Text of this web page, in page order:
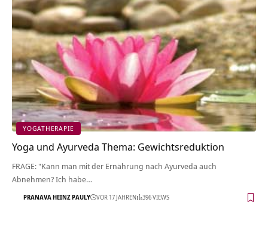
YOGATHERAPIE
Yoga und Ayurveda Thema: Gewichtsreduktion
FRAGE: "Kann man mit der Ernährung nach Ayurveda auch
Abnehmen? Ich habe…
PRANAVA HEINZ PAULY VOR 17 JAHREN 396 VIEWS